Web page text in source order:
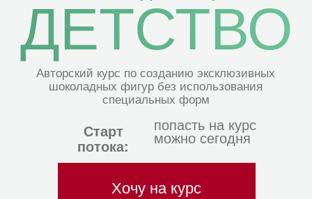
Хочу на курс
Авторский курс по созданию эксклюзивных
шоколадных фигур без использования
специальных форм
Старт
потока:
попасть на курс
новичков опытных